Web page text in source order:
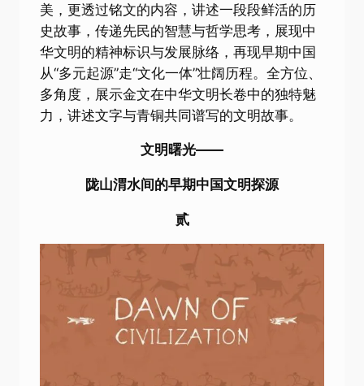
美，更透过铭文的内容，讲述一段段鲜活的历
史故事，传递先民的智慧与哲学思考，展现中
华文明的精神标识与发展脉络，再现早期中国
从“多元起源”走“文化一体”壮阔历程。全方位、
多角度，展示金文在中华文明长卷中的独特魅
力，讲述文字与青铜共同谱写的文明故事。
文明曙光——
陇山渭水间的早期中国文明探源
贰